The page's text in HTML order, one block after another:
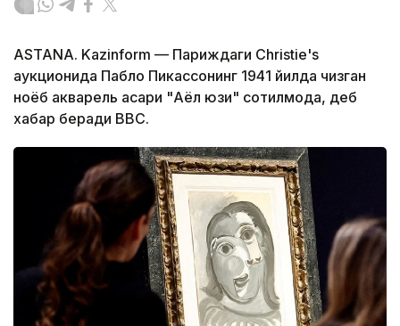
ASTANA. Kazinform — Париждаги Christie's
аукционида Пабло Пикассонинг 1941 йилда чизган
ноёб акварель асари "Аёл юзи" сотилмоқда, деб
хабар беради BBC.